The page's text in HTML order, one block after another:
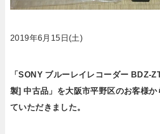
2019年6月15日(土)
「SONY ブルーレイレコーダー BDZ-
製] 中古品」を大阪市平野区のお客様か
ていただきました。